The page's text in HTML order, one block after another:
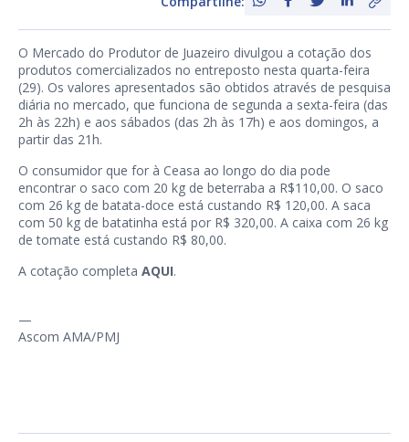
O Mercado do Produtor de Juazeiro divulgou a cotação dos
produtos comercializados no entreposto nesta quarta-feira
(29). Os valores apresentados são obtidos através de pesquisa
diária no mercado, que funciona de segunda a sexta-feira (das
2h às 22h) e aos sábados (das 2h às 17h) e aos domingos, a
partir das 21h.
O consumidor que for à Ceasa ao longo do dia pode
encontrar o saco com 20 kg de beterraba a R$110,00. O saco
com 26 kg de batata-doce está custando R$ 120,00. A saca
com 50 kg de batatinha está por R$ 320,00. A caixa com 26 kg
de tomate está custando R$ 80,00.
A cotação completa AQUI.
—
Ascom AMA/PMJ